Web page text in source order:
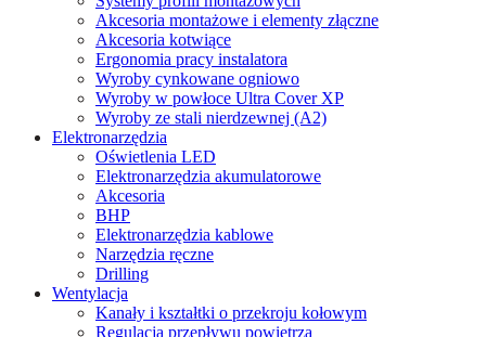
Akcesoria montażowe i elementy złączne
Akcesoria kotwiące
Ergonomia pracy instalatora
Wyroby cynkowane ogniowo
Wyroby w powłoce Ultra Cover XP
Wyroby ze stali nierdzewnej (A2)
Elektronarzędzia
Oświetlenia LED
Elektronarzędzia akumulatorowe
Akcesoria
BHP
Elektronarzędzia kablowe
Narzędzia ręczne
Drilling
Wentylacja
Kanały i kształtki o przekroju kołowym
Regulacja przepływu powietrza